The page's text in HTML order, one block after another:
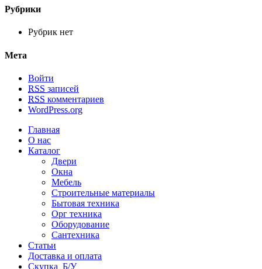
Рубрики
Рубрик нет
Мета
Войти
RSS записей
RSS комментариев
WordPress.org
Главная
О нас
Каталог
Двери
Окна
Мебель
Строительные материалы
Бытовая техника
Орг техника
Оборудование
Сантехника
Статьи
Доставка и оплата
Скупка Б/У